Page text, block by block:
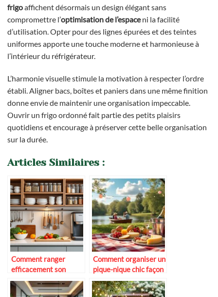
frigoaffichent désormais un design élégant sans
compromettre l’optimisation de l’espaceni la facilité
d’utilisation. Opter pour des lignes épurées et des teintes
uniformes apporte une touche moderne et harmonieuse à
l’intérieur du réfrigérateur.
L’harmonie visuelle stimule la motivation à respecter l’ordre
établi. Aligner bacs, boîtes et paniers dans une même finition
donne envie de maintenir une organisation impeccable.
Ouvrir un frigo ordonné fait partie des petits plaisirs
quotidiens et encourage à préserver cette belle organisation
sur la durée.
Articles Similaires :
Comment ranger
efficacement son
matériel de cuisine
Comment organiser un
pique-nique chic façon
guinguette